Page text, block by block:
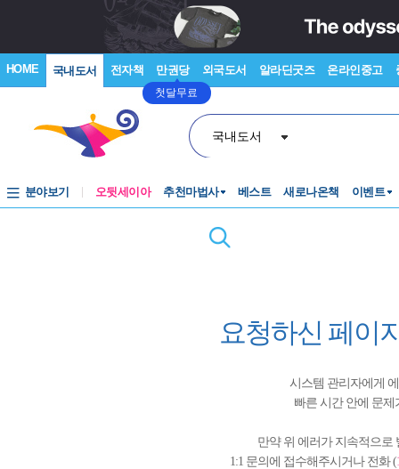
HOME 국내도서 전자책 만권당
첫달무료
외국도서 알라딘굿즈 온라인중고
국내도서
분야보기 오뒷세이아 추천마법사 베스트 새로나온책 이벤트
요청하신 페이
시스템 관리자에게
빠른 시간 안에 문
만약 위 에러가 지속적으로
1:1 문의에 접수해주시거나 전화 (